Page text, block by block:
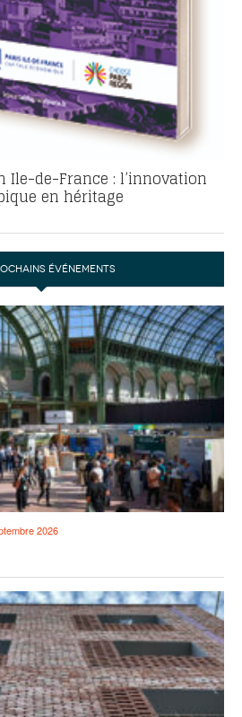
Ile-de-France : l’innovation
en héritage
ÉVÉNEMENTS
2026